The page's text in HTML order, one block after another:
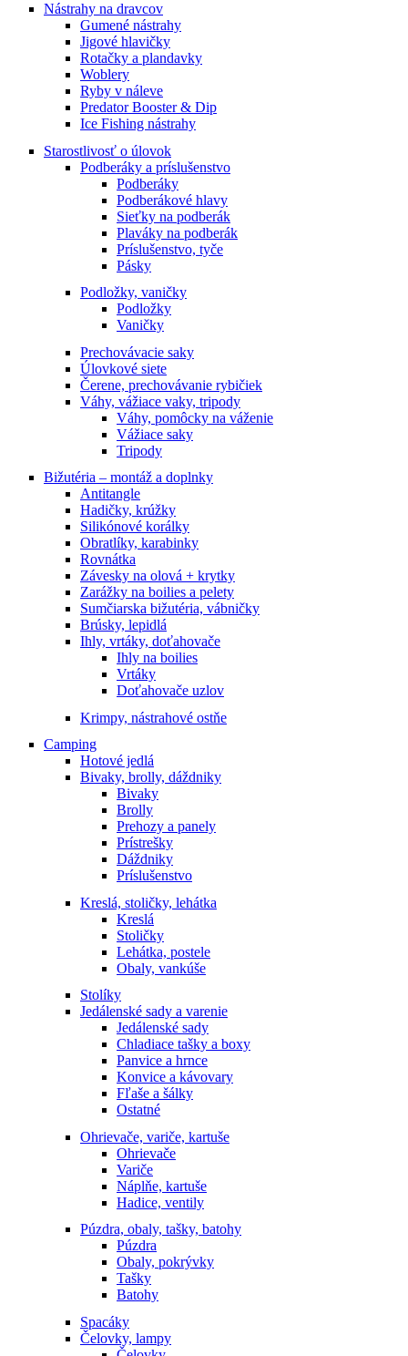
Nástrahy na dravcov
Gumené nástrahy
Jigové hlavičky
Rotačky a plandavky
Woblery
Ryby v náleve
Predator Booster & Dip
Ice Fishing nástrahy
Starostlivosť o úlovok
Podberáky a príslušenstvo
Podberáky
Podberákové hlavy
Sieťky na podberák
Plaváky na podberák
Príslušenstvo, tyče
Pásky
Podložky, vaničky
Podložky
Vaničky
Prechovávacie saky
Úlovkové siete
Čerene, prechovávanie rybičiek
Váhy, vážiace vaky, tripody
Váhy, pomôcky na váženie
Vážiace saky
Tripody
Bižutéria – montáž a doplnky
Antitangle
Hadičky, krúžky
Silikónové korálky
Obratlíky, karabinky
Rovnátka
Závesky na olová + krytky
Zarážky na boilies a pelety
Sumčiarska bižutéria, vábničky
Brúsky, lepidlá
Ihly, vrtáky, doťahovače
Ihly na boilies
Vrtáky
Doťahovače uzlov
Krimpy, nástrahové ostňe
Camping
Hotové jedlá
Bivaky, brolly, dáždniky
Bivaky
Brolly
Prehozy a panely
Prístrešky
Dáždniky
Príslušenstvo
Kreslá, stoličky, lehátka
Kreslá
Stoličky
Lehátka, postele
Obaly, vankúše
Stolíky
Jedálenské sady a varenie
Jedálenské sady
Chladiace tašky a boxy
Panvice a hrnce
Konvice a kávovary
Fľaše a šálky
Ostatné
Ohrievače, variče, kartuše
Ohrievače
Variče
Náplňe, kartuše
Hadice, ventily
Púzdra, obaly, tašky, batohy
Púzdra
Obaly, pokrývky
Tašky
Batohy
Spacáky
Čelovky, lampy